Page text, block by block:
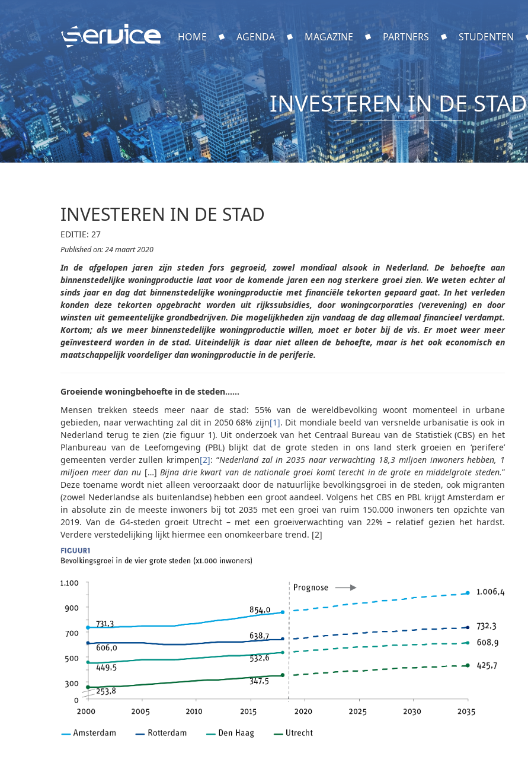
HOME AGENDA MAGAZINE PARTNERS STUDENTEN
INVESTEREN IN DE STAD
INVESTEREN IN DE STAD
EDITIE: 27
Published on: 24 maart 2020
In de afgelopen jaren zijn steden fors gegroeid, zowel mondiaal alsook in Nederland. De behoefte aan
binnenstedelijke woningproductie laat voor de komende jaren een nog sterkere groei zien. We weten echter al
sinds jaar en dag dat binnenstedelijke woningproductie met financiële tekorten gepaard gaat. In het verleden
konden deze tekorten opgebracht worden uit rijkssubsidies, door woningcorporaties (verevening) en door
winsten uit gemeentelijke grondbedrijven. Die mogelijkheden zijn vandaag de dag allemaal financieel verdampt.
Kortom; als we meer binnenstedelijke woningproductie willen, moet er boter bij de vis. Er moet weer meer
geïnvesteerd worden in de stad. Uiteindelijk is daar niet alleen de behoefte, maar is het ook economisch en
maatschappelijk voordeliger dan woningproductie in de periferie.
Groeiende woningbehoefte in de steden……
Mensen trekken steeds meer naar de stad: 55% van de wereldbevolking woont momenteel in urbane
gebieden, naar verwachting zal dit in 2050 68% zijn[1]. Dit mondiale beeld van versnelde urbanisatie is ook in
Nederland terug te zien (zie figuur 1). Uit onderzoek van het Centraal Bureau van de Statistiek (CBS) en het
Planbureau van de Leefomgeving (PBL) blijkt dat de grote steden in ons land sterk groeien en ‘perifere’
gemeenten verder zullen krimpen[2]: “Nederland zal in 2035 naar verwachting 18,3 miljoen inwoners hebben, 1
miljoen meer dan nu[…]Bijna drie kwart van de nationale groei komt terecht in de grote en middelgrote steden.”
Deze toename wordt niet alleen veroorzaakt door de natuurlijke bevolkingsgroei in de steden, ook migranten
(zowel Nederlandse als buitenlandse) hebben een groot aandeel. Volgens het CBS en PBL krijgt Amsterdam er
in absolute zin de meeste inwoners bij tot 2035 met een groei van ruim 150.000 inwoners ten opzichte van
2019. Van de G4-steden groeit Utrecht – met een groeiverwachting van 22% – relatief gezien het hardst.
Verdere verstedelijking lijkt hiermee een onomkeerbare trend. [2]